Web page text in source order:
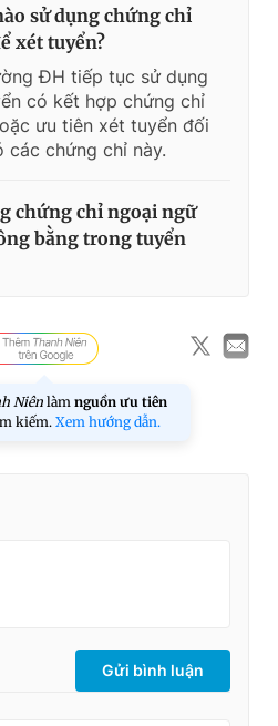
sử dụng chứng chỉ
xét tuyển?
ĐH tiếp tục sử dụng
có kết hợp chứng chỉ
ưu tiên xét tuyển đối
các chứng chỉ này.
chứng chỉ ngoại ngữ
bằng trong tuyển
Niên làm nguồn ưu tiên
kiếm. Xem hướng dẫn.
Gửi bình luận